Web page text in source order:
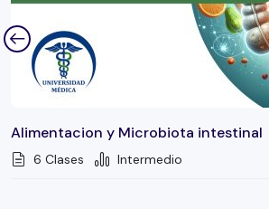
Alimentacion y Microbiota intestinal
6 Clases Intermedio